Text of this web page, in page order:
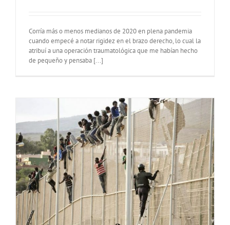
Corría más o menos medianos de 2020 en plena pandemia
cuando empecé a notar rigidez en el brazo derecho, lo cual la
atribuí a una operación traumatológica que me habían hecho
de pequeño y pensaba [...]